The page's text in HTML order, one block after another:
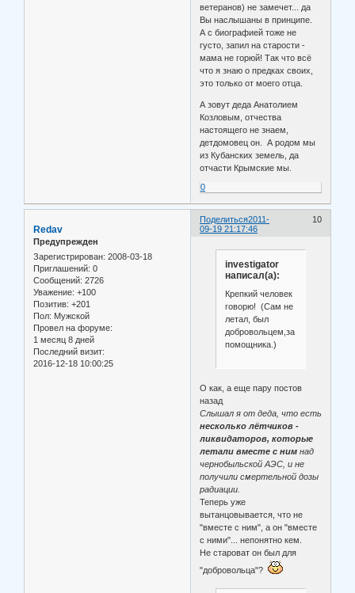
ветеранов) не замечет... да
Вы наслышаны в принципе.
А с биографией тоже не
густо, запил на старости -
мама не горюй! Так что всё
что я знаю о предках своих,
это только от моего отца.
А зовут деда Анатолием
Козловым, отчества
настоящего не знаем,
детдомовец он. А родом мы
из Кубанских земель, да
отчасти Крымские мы.
0
Поделиться 10
2011-
09-19 21:17:46
Redav
Предупрежден
Зарегистрирован: 2008-03-18
Приглашений: 0
Сообщений: 2726
Уважение: +100
Позитив: +201
Пол: Мужской
Провел на форуме:
1 месяц 8 дней
Последний визит:
2016-12-18 10:00:25
investigator
написал(а):
Крепкий человек
говорю! (Сам не
летал, был
добровольцем,за
помощника.)
О как, а еще пару постов
назад
Слышал я от деда, что есть
несколько лётчиков -
ликвидаторов, которые
летали вместе с ним над
чернобыльской АЭС, и не
получили смертельной дозы
радиации.
Теперь уже
вытанцовывается, что не
"вместе с ним", а он "вместе
с ними"... непонятно кем.
Не староват он был для
"добровольца"?